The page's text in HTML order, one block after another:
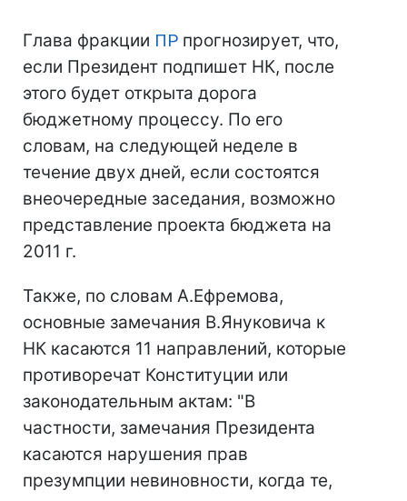
Глава фракции ПР прогнозирует, что,
если Президент подпишет НК, после
этого будет открыта дорога
бюджетному процессу. По его
словам, на следующей неделе в
течение двух дней, если состоятся
внеочередные заседания, возможно
представление проекта бюджета на
2011 г.
Также, по словам А.Ефремова,
основные замечания В.Януковича к
НК касаются 11 направлений, которые
противоречат Конституции или
законодательным актам: "В
частности, замечания Президента
касаются нарушения прав
презумпции невиновности, когда те,